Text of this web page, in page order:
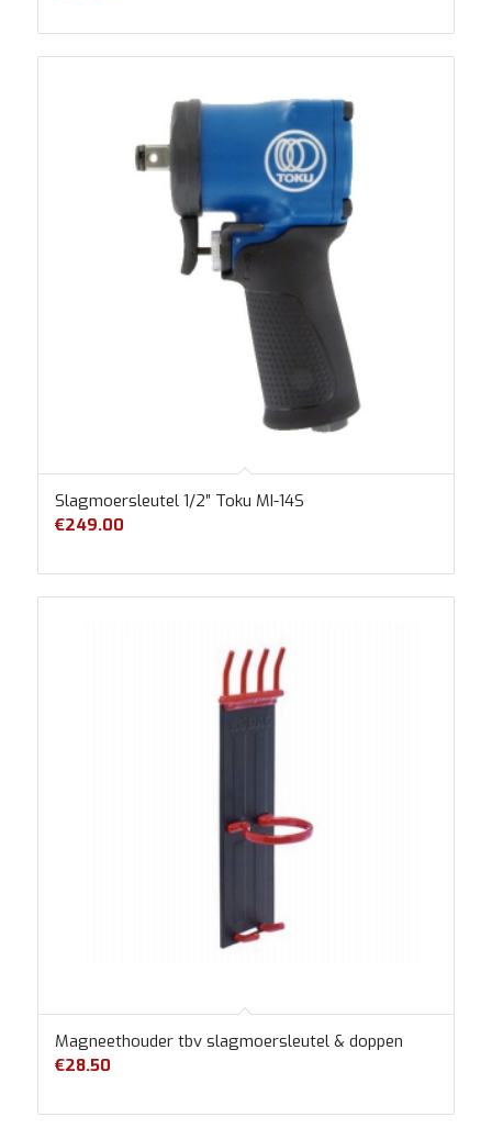
Slagmoersleutel 1/2″ Toku MI-14S
€249.00
Magneethouder tbv slagmoersleutel & doppen
€28.50